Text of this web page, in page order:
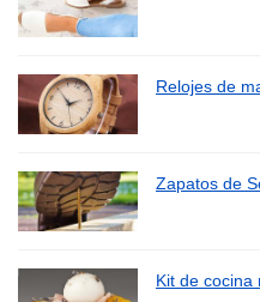
Relojes de
Zapatos de
Kit de cocina